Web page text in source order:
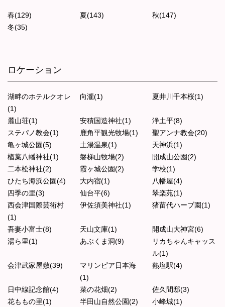
春(129) 夏(143)
秋(147)
冬(35)
ロケーション
湖畔のホテルクオレ
(1)
向瀧(1) 夏井川千本桜(1)
麓山荘(1) 安積国造神社(1)
浄土平(8)
ステパノ教会(1)
鹿角平観光牧場(1)
聖アンナ教会(20)
亀ヶ城公園(5)
土湯温泉(1)
天神浜(1)
楢葉八幡神社(1)
磐梯山牧場(2)
開成山公園(2)
二本松神社(2)
霞ヶ城公園(2)
学校(1)
ひたち海浜公園(4)
大内宿(1)
八幡屋(4)
四季の里(3)
仙台平(6)
翠楽苑(1)
西会津国際芸術村
(1)
伊佐須美神社(1) 猪苗代ハーブ園(1)
吾妻小富士(8) 天山文庫(1)
開成山大神宮(6)
湯ら里(1)
あぶくま洞(9)
リカちゃんキャッス
ル(1)
会津武家屋敷(39)
マリンピア日本海
(1)
熱塩駅(4)
日中線記念館(4) 菜の花畑(2)
佐久間邸(3)
花ももの里(1)
半田山自然公園(2)
小峰城(1)